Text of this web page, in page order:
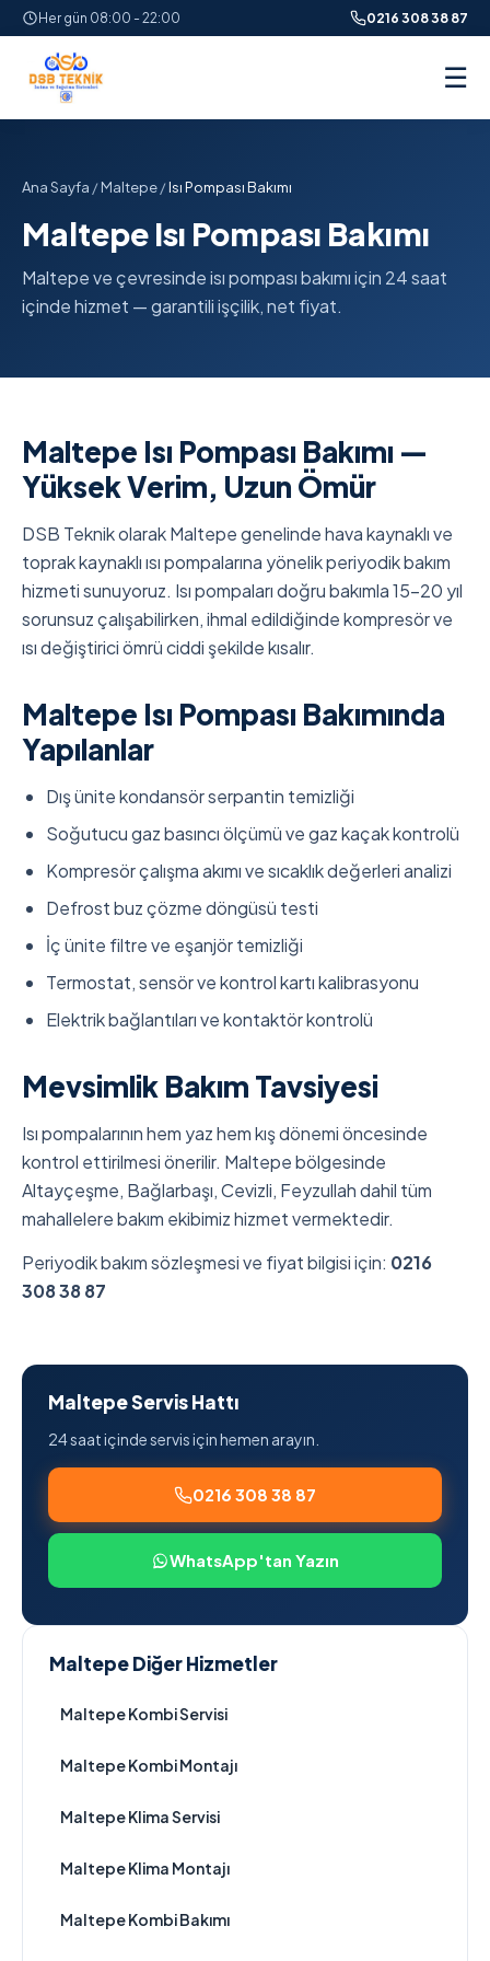
Her gün 08:00 - 22:00 0216 308 38 87
☰
Ana Sayfa /Maltepe/Isı Pompası Bakımı
Maltepe Isı Pompası Bakımı
Maltepe ve çevresinde isı pompası bakımı için 24 saat
içinde hizmet — garantili işçilik, net fiyat.
Maltepe Isı Pompası Bakımı —
Yüksek Verim, Uzun Ömür
DSB Teknik olarak Maltepe genelinde hava kaynaklı ve
toprak kaynaklı ısı pompalarına yönelik periyodik bakım
hizmeti sunuyoruz. Isı pompaları doğru bakımla 15-20 yıl
sorunsuz çalışabilirken, ihmal edildiğinde kompresör ve
ısı değiştirici ömrü ciddi şekilde kısalır.
Maltepe Isı Pompası Bakımında
Yapılanlar
Dış ünite kondansör serpantin temizliği
Soğutucu gaz basıncı ölçümü ve gaz kaçak kontrolü
Kompresör çalışma akımı ve sıcaklık değerleri analizi
Defrost buz çözme döngüsü testi
İç ünite filtre ve eşanjör temizliği
Termostat, sensör ve kontrol kartı kalibrasyonu
Elektrik bağlantıları ve kontaktör kontrolü
Mevsimlik Bakım Tavsiyesi
Isı pompalarının hem yaz hem kış dönemi öncesinde
kontrol ettirilmesi önerilir. Maltepe bölgesinde
Altayçeşme, Bağlarbaşı, Cevizli, Feyzullah dahil tüm
mahallelere bakım ekibimiz hizmet vermektedir.
Periyodik bakım sözleşmesi ve fiyat bilgisi için: 0216
308 38 87
Maltepe Servis Hattı
24 saat içinde servis için hemen arayın.
0216 308 38 87
WhatsApp'tan Yazın
Maltepe Diğer Hizmetler
Maltepe Kombi Servisi
Maltepe Kombi Montajı
Maltepe Klima Servisi
Maltepe Klima Montajı
Maltepe Kombi Bakımı